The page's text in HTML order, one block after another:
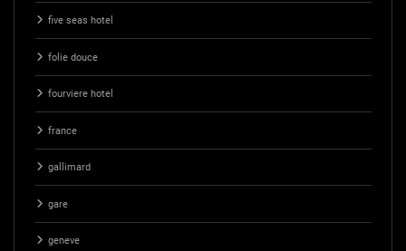
five seas hotel
folie douce
fourviere hotel
france
gallimard
gare
geneve